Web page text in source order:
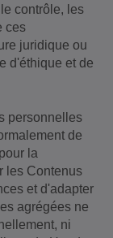
contrôle, les
ces
juridique ou
d'éthique et de
personnelles
de
la
les Contenus
et d'adapter
agrégées ne
ni